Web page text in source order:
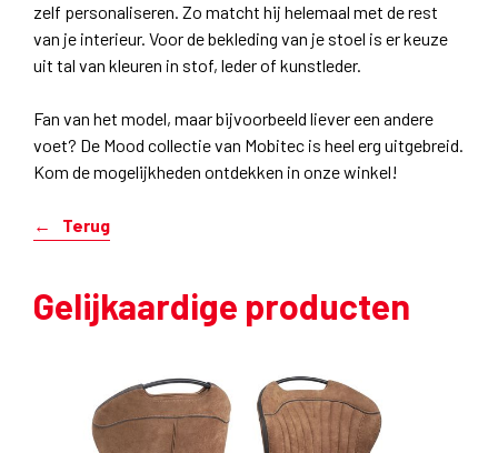
zelf personaliseren. Zo matcht hij helemaal met de rest
van je interieur. Voor de bekleding van je stoel is er keuze
uit tal van kleuren in stof, leder of kunstleder.
Fan van het model, maar bijvoorbeeld liever een andere
voet? De Mood collectie van Mobitec is heel erg uitgebreid.
Kom de mogelijkheden ontdekken in onze winkel!
Terug
Gelijkaardige producten